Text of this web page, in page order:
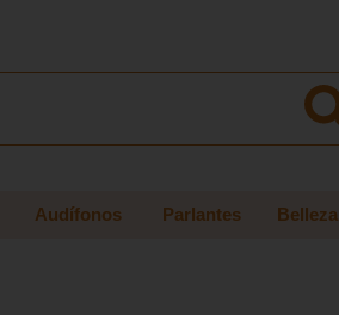
Audífonos Parlantes Belleza